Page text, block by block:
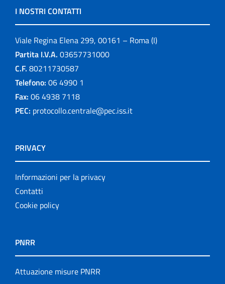
I NOSTRI CONTATTI
Viale Regina Elena 299, 00161 – Roma (I)
Partita I.V.A. 03657731000
C.F. 80211730587
Telefono: 06 4990 1
Fax: 06 4938 7118
PEC: protocollo.centrale@pec.iss.it
PRIVACY
Informazioni per la privacy
Contatti
Cookie policy
PNRR
Attuazione misure PNRR